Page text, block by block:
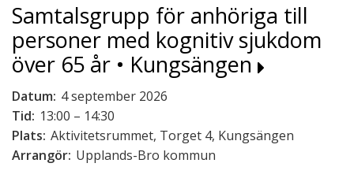
Samtalsgrupp för anhöriga till
personer med kognitiv sjukdom
över 65 år • Kungsängen
Datum: 4 september 2026
Tid: 13:00 – 14:30
Plats: Aktivitetsrummet, Torget 4, Kungsängen
Arrangör: Upplands-Bro kommun